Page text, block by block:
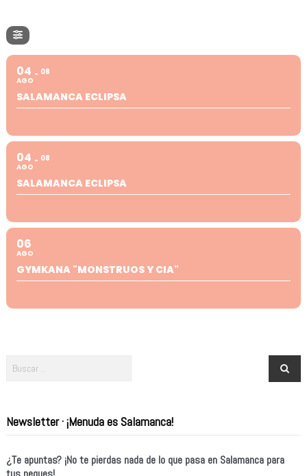
04
AGO
08
SALAMANCA ECLIPSA
04
AGO
08
SALAMANCA ECLIPSA
06
AGO
GYMKANA "MONSTRUOS Y CIA"
Newsletter · ¡Menuda es Salamanca!
¿Te apuntas? ¡No te pierdas nada de lo que pasa en Salamanca para